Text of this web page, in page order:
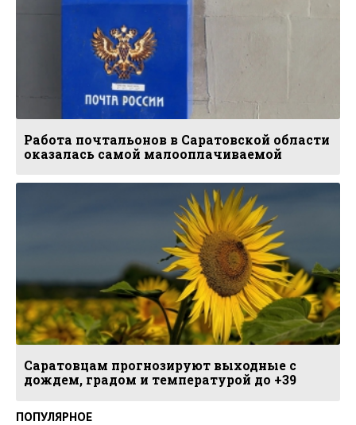
Работа почтальонов в Саратовской области
оказалась самой малооплачиваемой
Саратовцам прогнозируют выходные с
дождем, градом и температурой до +39
ПОПУЛЯРНОЕ